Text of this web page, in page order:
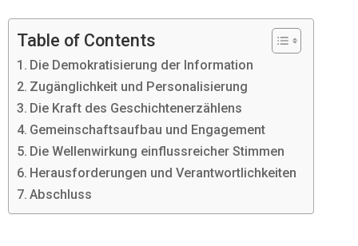
Table of Contents
Die Demokratisierung der Information
Zugänglichkeit und Personalisierung
Die Kraft des Geschichtenerzählens
Gemeinschaftsaufbau und Engagement
Die Wellenwirkung einflussreicher Stimmen
Herausforderungen und Verantwortlichkeiten
Abschluss